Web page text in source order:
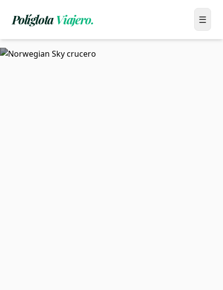
PolíglotaViajero. Menú
☰